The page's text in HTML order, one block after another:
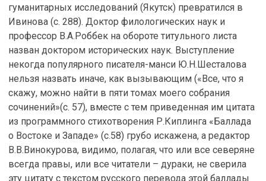
гуманитарных исследований (Якутск) превратился в
Ивинова (с. 288). Доктор филологических наук и
профессор В.А.Роббек на обороте титульного листа
назван доктором исторических наук. Выступление
некогда популярного писателя-манси Ю.Н.Шесталова
нельзя назвать иначе, как вызывающим («Все, что я
скажу, можно найти в пяти томах моего собрания
сочинений»(с. 57), вместе с тем приведенная им цитата
из программного стихотворения Р.Киплинга «Баллада
о Востоке и Западе» (с.58) грубо искажена, а редактор
В.В.Винокурова, видимо, полагая, что или все северяне
всегда правы, или все читатели – дураки, не сверила
эту цитату с текстом русского перевода этой баллады